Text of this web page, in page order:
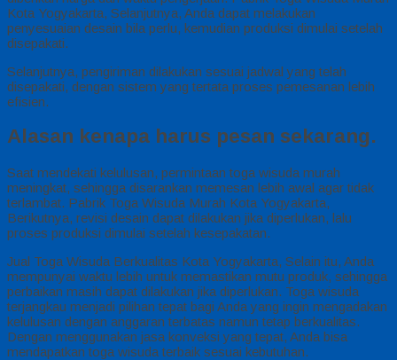
Kota Yogyakarta, Selanjutnya, Anda dapat melakukan
penyesuaian desain bila perlu, kemudian produksi dimulai setelah
disepakati.
Selanjutnya, pengiriman dilakukan sesuai jadwal yang telah
disepakati, dengan sistem yang tertata proses pemesanan lebih
efisien.
Alasan kenapa harus pesan sekarang.
Saat mendekati kelulusan, permintaan toga wisuda murah
meningkat, sehingga disarankan memesan lebih awal agar tidak
terlambat. Pabrik Toga Wisuda Murah Kota Yogyakarta,
Berikutnya, revisi desain dapat dilakukan jika diperlukan, lalu
proses produksi dimulai setelah kesepakatan.
Jual Toga Wisuda Berkualitas Kota Yogyakarta, Selain itu, Anda
mempunyai waktu lebih untuk memastikan mutu produk, sehingga
perbaikan masih dapat dilakukan jika diperlukan. Toga wisuda
terjangkau menjadi pilihan tepat bagi Anda yang ingin mengadakan
kelulusan dengan anggaran terbatas namun tetap berkualitas.
Dengan menggunakan jasa konveksi yang tepat, Anda bisa
mendapatkan toga wisuda terbaik sesuai kebutuhan.